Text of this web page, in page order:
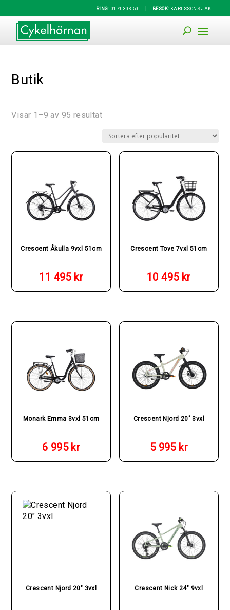
RING: 0171 303 50 BESÖK: KARLSSONS JAKT
Butik
Visar 1–9 av 95 resultat
Crescent Åkulla 9vxl 51cm
11 495 kr
Crescent Tove 7vxl 51cm
10 495 kr
Monark Emma 3vxl 51cm
6 995 kr
Crescent Njord 20″ 3vxl
5 995 kr
Crescent Njord 20″ 3vxl Crescent Nick 24″ 9vxl